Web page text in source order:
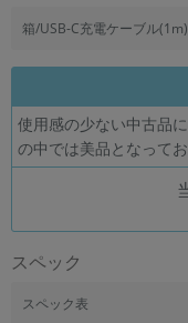
箱/USB-C充電ケーブル(1m)
使用感の少ない中古品
の中では美品となってお
スペック
スペック表
CPU
OSの絞り込み
メモリ